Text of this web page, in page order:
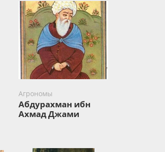
Агрономы
Абдурахман ибн
Ахмад Джами